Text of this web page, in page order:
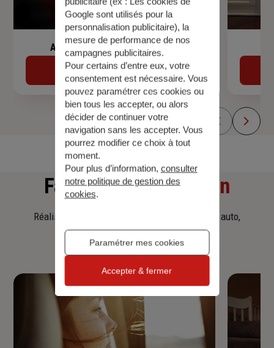
Assurance de prêt immobilier
Découvrir
Faitesune simulation
Réalisez une simulation tarifaire d'assurance, auto,
habitation, prêt immobilier.
Google sont utilisés pour la
personnalisation publicitaire), la
mesure de performance de nos
campagnes publicitaires.
Pour certains d’entre eux, votre
consentement est nécessaire. Vous
pouvez paramétrer ces cookies ou
bien tous les accepter, ou alors
décider de continuer votre
navigation sans les accepter. Vous
pourrez modifier ce choix à tout
moment.
Pour plus d’information, consulter
notre politique de gestion des
cookies.
Paramétrer mes cookies
Accepter & fermer